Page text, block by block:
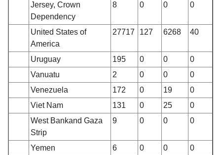
Jersey, Crown
Dependency
8 0 0 0
United States of
America
27717 127 6268 40
Uruguay 195 0 0
0
Vanuatu
2 0 0
0
Venezuela
172 0 19
0
Viet Nam
131 0 25
0
West Bankand Gaza
Strip
9 0 0 0
Yemen 6 0 0
0